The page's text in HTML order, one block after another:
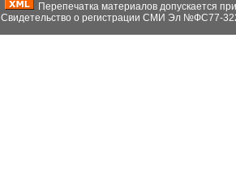
Перепечатка материалов допускается
Свидетельство о регистрации СМИ Эл №ФС77-